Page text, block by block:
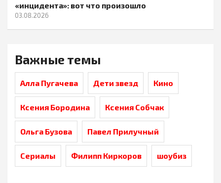
«инцидента»: вот что произошло
03.08.2026
Важные темы
Алла Пугачева Дети звезд Кино
Ксения Бородина Ксения Собчак
Ольга Бузова Павел Прилучный
Сериалы Филипп Киркоров шоубиз